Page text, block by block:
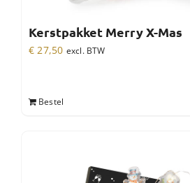
Kerstpakket Merry X-Mas
€ 27,50 excl. BTW
Bestel